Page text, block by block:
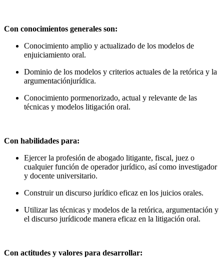
Con conocimientos generales son:
Conocimiento amplio y actualizado de los modelos de
enjuiciamiento oral.
Dominio de los modelos y criterios actuales de la retórica y la
argumentaciónjurídica.
Conocimiento pormenorizado, actual y relevante de las
técnicas y modelos litigación oral.
Con habilidades para:
Ejercer la profesión de abogado litigante, fiscal, juez o
cualquier función de operador jurídico, así como investigador
y docente universitario.
Construir un discurso jurídico eficaz en los juicios orales.
Utilizar las técnicas y modelos de la retórica, argumentación y
el discurso jurídicode manera eficaz en la litigación oral.
Con actitudes y valores para desarrollar: